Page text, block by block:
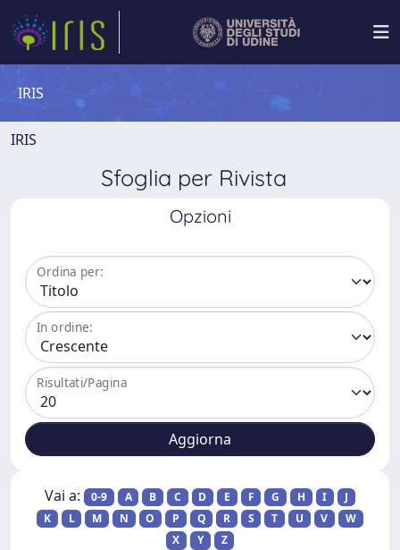
IRIS
IRIS
Sfoglia per Rivista
Opzioni
Ordina per:
In ordine:
Risultati/Pagina
Vai a: 0-9 A B C D E F G H I
J
K
L M N O P Q R S T U V
W
X
Y Z